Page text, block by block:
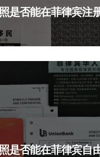
是否能在菲律宾注
是否能在菲律宾自